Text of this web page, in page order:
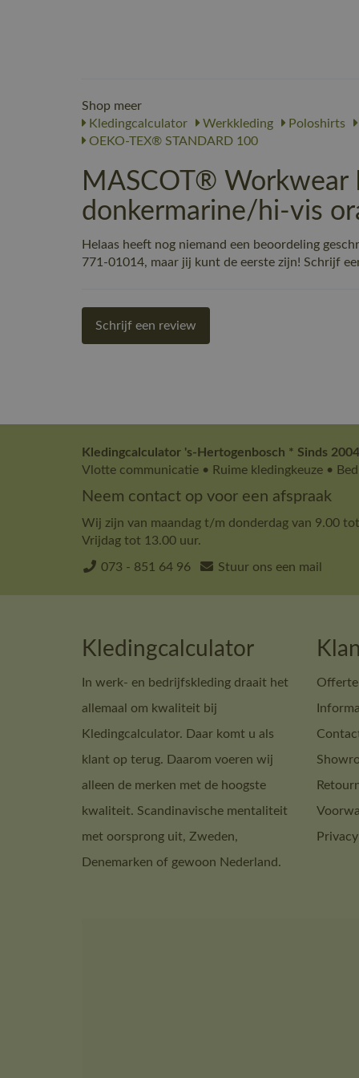
Shop meer
Kledingcalculator
Werkkleding Poloshirts
OEKO-TEX® STANDARD 100
MASCOT® Workwear
donkermarine/hi-vis
Helaas heeft nog niemand een beoordeling
771-01014, maar jij kunt de eerste zijn! Schrijf
Schrijf een review
Kledingcalculator 's-Hertogenbosch * Sinds
Vlotte communicatie • Ruime kledingkeuze •
Neem contact op voor een afspraak
Wij zijn van maandag t/m donderdag van 9.00
Vrijdag tot 13.00 uur.
073 - 851 64 96 Stuur ons een mail
Kledingcalculator
In werk- en bedrijfskleding draait het
allemaal om kwaliteit bij
Kledingcalculator. Daar komt u als
klant op terug. Daarom voeren wij
alleen de merken met de hoogste
kwaliteit. Scandinavische mentaliteit
met oorsprong uit, Zweden,
Denemarken of gewoon Nederland.
Offerte
Privacy